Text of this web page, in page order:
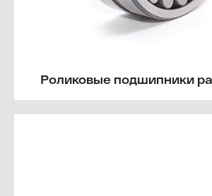
Роликовые подшипники